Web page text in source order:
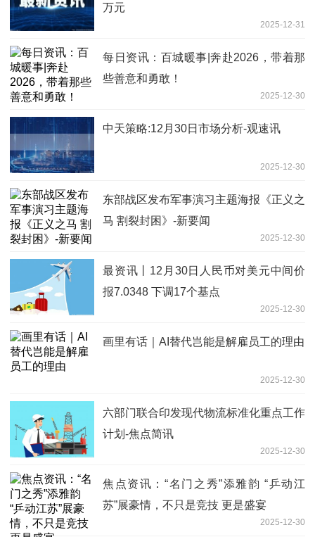
万元
2025-12-31
每日资讯：百城暖事|奔赴2026，带着那
些善意和勇敢！
2025-12-30
中天策略:12月30日市场分析-观速讯
2025-12-30
东部战区发布军事演习主题海报《正义之
马 割裂封困》-新要闻
2025-12-30
最资讯丨12月30日人民币对美元中间价
报7.0348 下调17个基点
2025-12-30
画里有话｜AI替代岂能是解雇员工的理由
2025-12-30
六部门联合印发现代物流标准化重点工作
计划-焦点简讯
2025-12-30
焦点资讯：“名门之秀”添雅韵 “乒动江
苏”展豪情，不只是竞技 更是盛宴
2025-12-30